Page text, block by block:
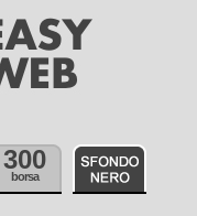
300
borsa